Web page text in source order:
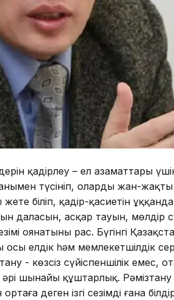
қадірлеу – ел азаматтары
түсініп, оларды жан-жақты
біліп, қадір-қасиетін
даласын, асқар тауын, мөлдір
оянатыны рас. Бүгінгі
елдік һәм мемлекетшілдік
- көзсіз сүйіспеншілік емес,
әрі шынайы құштарлық.
деген ізгі сезімді ғана